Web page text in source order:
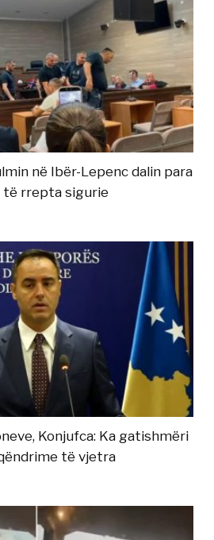
në Ibër-Lepenc dalin para
të rrepta sigurie
Konjufca: Ka gatishmëri
të vjetra